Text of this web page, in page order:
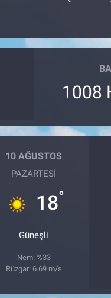
1008
10 AĞUSTOS
PAZARTESI
18°
Güneşli
Nem: %33
Rüzgar: 6.69 m/s